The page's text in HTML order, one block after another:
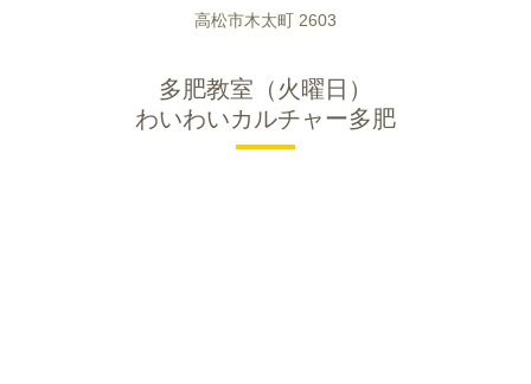
高松市木太町 2603
多肥教室（火曜日）
わいわいカルチャー多肥